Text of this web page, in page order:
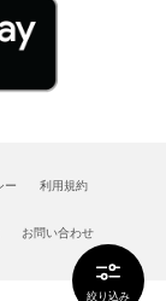
絞り込み
ー 利用規約
お問い合わせ